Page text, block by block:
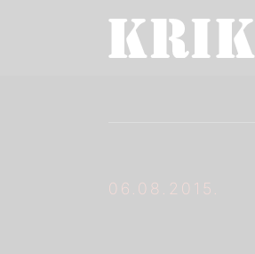
06.08.2015.